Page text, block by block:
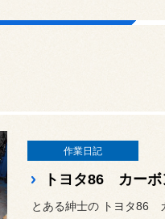
作業日記
トヨタ86 カーボ
とある紳士の トヨタ86